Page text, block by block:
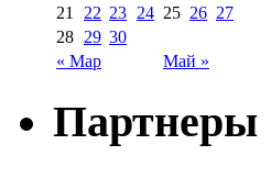
« Мар Май »
21 22 23 24 25 26 27
28 29 30
Партнеры